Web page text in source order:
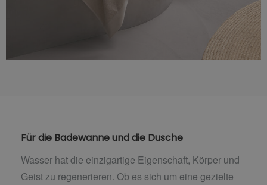
Für die Badewanne und die Dusche
Wasser hat die einzigartige Eigenschaft, Körper und
Geist zu regenerieren. Ob es sich um eine gezielte